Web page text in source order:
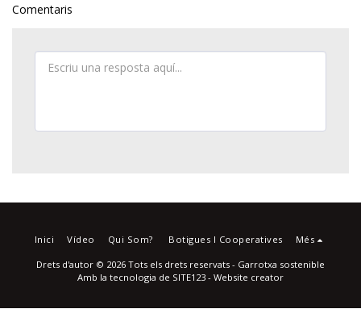
Comentaris
Inici Vídeo Qui Som? Botigues I Cooperatives Més
Drets d'autor © 2026 Tots els drets reservats - Garrotxa sostenible
Amb la tecnologia de SITE123 - Website creator